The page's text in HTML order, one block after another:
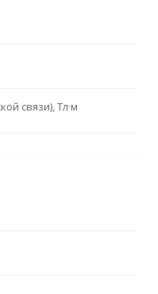
связи), Тл·м